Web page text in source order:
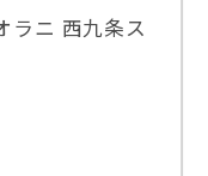
ラニ 西九条ス